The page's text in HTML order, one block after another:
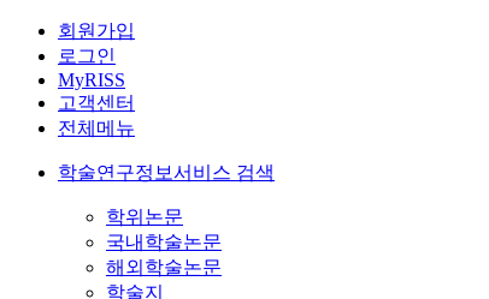
회원가입
로그인
MyRISS
고객센터
전체메뉴
학술연구정보서비스 검색
학위논문
국내학술논문
해외학술논문
학술지